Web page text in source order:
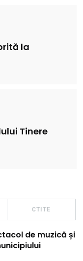
la
Tinere
CTITE
de muzică și